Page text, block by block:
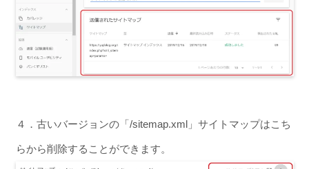
４．古いバージョンの「/sitemap.xml」サイトマップはこち
らから削除することができます。